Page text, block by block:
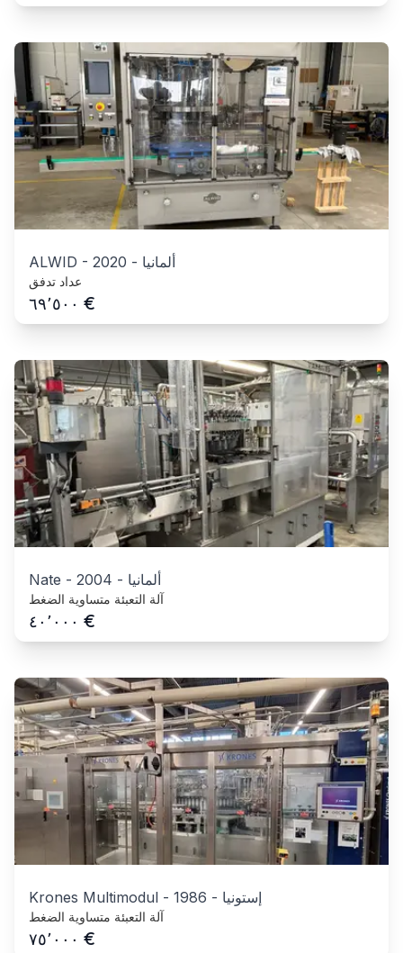
ALWID - 2020 - ألمانيا
عداد تدفق
٦٩٬٥٠٠ €
Nate - 2004 - ألمانيا
آلة التعبئة متساوية الضغط
٤٠٬٠٠٠ €
Krones Multimodul - 1986 - إستونيا
آلة التعبئة متساوية الضغط
٧٥٬٠٠٠ €